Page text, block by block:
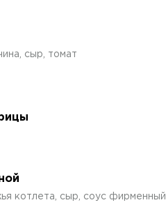
сыр, томат
котлета, сыр, соус фирменный.